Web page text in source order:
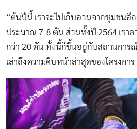
“ต้นปีนี้ เราจะไปเก็บอวนจากชุมชนอี
ประมาณ 7-8 ตัน ส่วนทั้งปี 2564 เราค
กว่า 20 ตัน ทั้งนี้ก็ขึ้นอยู่กับสถานการณ์
เล่าถึงความคืบหน้าล่าสุดของโครงการ